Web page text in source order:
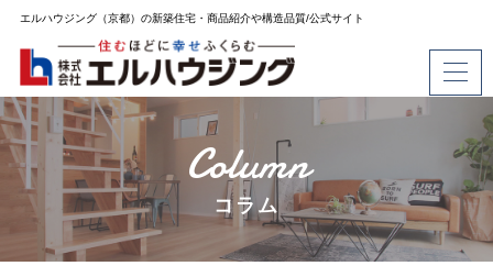
エルハウジング（京都）の新築住宅・商品紹介や構造品質/公式サイト
Column
コラム